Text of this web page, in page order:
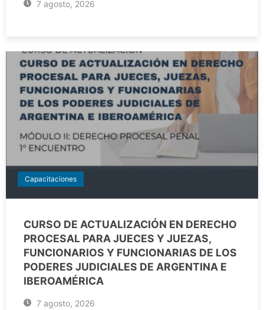
7 agosto, 2026
Capacitaciones
CURSO DE ACTUALIZACIÓN EN DERECHO
PROCESAL PARA JUECES Y JUEZAS,
FUNCIONARIOS Y FUNCIONARIAS DE LOS
PODERES JUDICIALES DE ARGENTINA E
IBEROAMÉRICA
7 agosto, 2026